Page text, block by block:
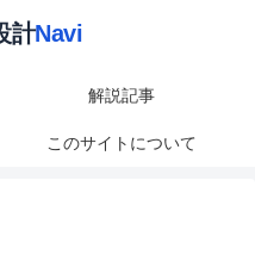
解説記事
このサイトについて